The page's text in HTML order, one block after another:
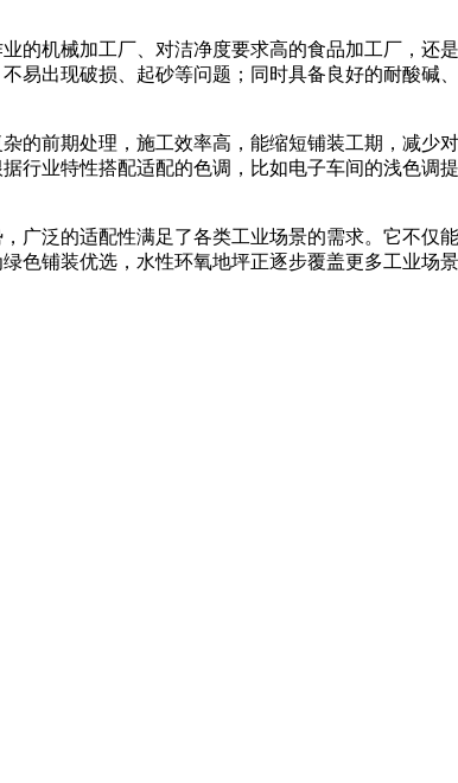
的机械加工厂、对洁净度要求高的食品加工厂，还
易出现破损、起砂等问题；同时具备良好的耐酸碱
的前期处理，施工效率高，能缩短铺装工期，减少
行业特性搭配适配的色调，比如电子车间的浅色调
广泛的适配性满足了各类工业场景的需求。它不仅
色铺装优选，水性环氧地坪正逐步覆盖更多工业场